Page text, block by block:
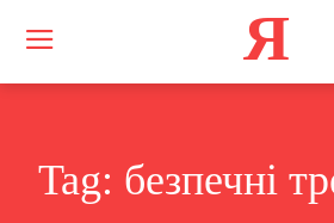
Я
Tag: безпечні